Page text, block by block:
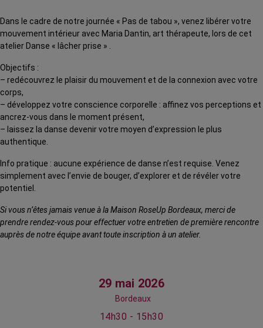
Dans le cadre de notre journée « Pas de tabou », venez libérer votre
mouvement intérieur avec Maria Dantin, art thérapeute, lors de cet
atelier Danse « lâcher prise » .
Objectifs :
– redécouvrez le plaisir du mouvement et de la connexion avec votre
corps,
– développez votre conscience corporelle : affinez vos perceptions et
ancrez-vous dans le moment présent,
– laissez la danse devenir votre moyen d’expression le plus
authentique.
Info pratique : aucune expérience de danse n’est requise. Venez
simplement avec l’envie de bouger, d’explorer et de révéler votre
potentiel.
Si vous n’êtes jamais venue à la Maison RoseUp Bordeaux, merci de
prendre rendez-vous pour effectuer votre entretien de première rencontre
auprès de notre équipe avant toute inscription à un atelier.
29 mai 2026
Bordeaux
14h30 - 15h30